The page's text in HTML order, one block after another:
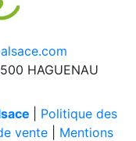
HAGUENAU
Politique des
vente| Mentions